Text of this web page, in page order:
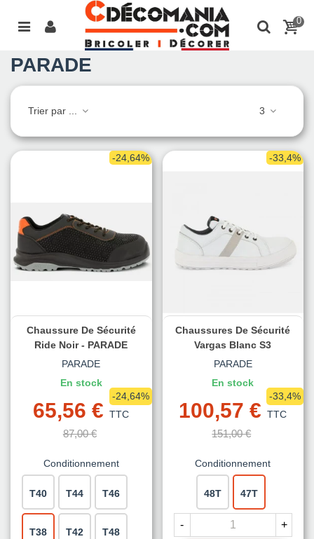
0
PARADE
Trier par ... 3
-24,64%
Chaussure De Sécurité
Ride Noir - PARADE
PARADE
En stock
65,56 € TTC
87,00 €
-24,64%
Conditionnement
T40 T44 T46
T38 T42 T48
-33,4%
Chaussures De Sécurité
Vargas Blanc S3
PARADE
En stock
100,57 € TTC
151,00 €
-33,4%
Conditionnement
48T 47T
- +